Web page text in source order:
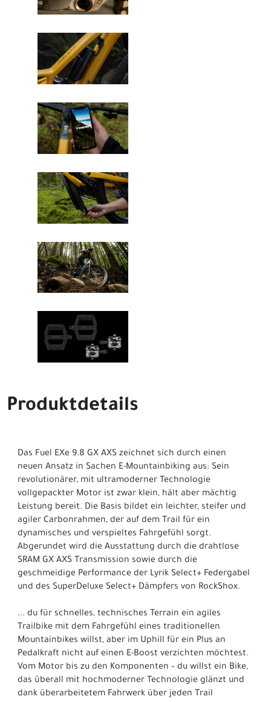
Produktdetails
Das Fuel EXe 9.8 GX AXS zeichnet sich durch einen
neuen Ansatz in Sachen E-Mountainbiking aus: Sein
revolutionärer, mit ultramoderner Technologie
vollgepackter Motor ist zwar klein, hält aber mächtig
Leistung bereit. Die Basis bildet ein leichter, steifer und
agiler Carbonrahmen, der auf dem Trail für ein
dynamisches und verspieltes Fahrgefühl sorgt.
Abgerundet wird die Ausstattung durch die drahtlose
SRAM GX AXS Transmission sowie durch die
geschmeidige Performance der Lyrik Select+ Federgabel
und des SuperDeluxe Select+ Dämpfers von RockShox.
... du für schnelles, technisches Terrain ein agiles
Trailbike mit dem Fahrgefühl eines traditionellen
Mountainbikes willst, aber im Uphill für ein Plus an
Pedalkraft nicht auf einen E-Boost verzichten möchtest.
Vom Motor bis zu den Komponenten – du willst ein Bike,
das überall mit hochmoderner Technologie glänzt und
dank überarbeitetem Fahrwerk über jeden Trail